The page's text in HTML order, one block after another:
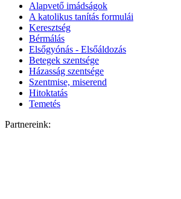
Alapvető imádságok
A katolikus tanítás formulái
Keresztség
Bérmálás
Elsőgyónás - Elsőáldozás
Betegek szentsége
Házasság szentsége
Szentmise, miserend
Hitoktatás
Temetés
Partnereink: